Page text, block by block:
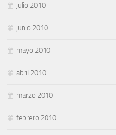
julio 2010
junio 2010
mayo 2010
abril 2010
marzo 2010
febrero 2010